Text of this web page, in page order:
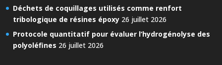
Déchets de coquillages utilisés comme renfort
tribologique de résines époxy 26 juillet 2026
Protocole quantitatif pour évaluer l’hydrogénolyse des
polyoléfines 26 juillet 2026